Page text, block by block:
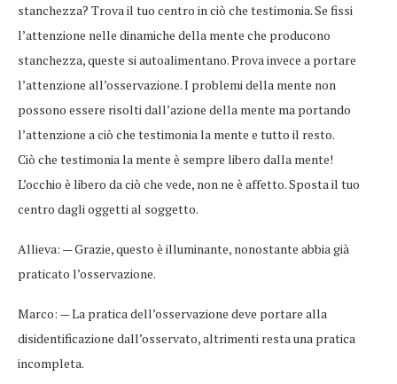
stanchezza? Trova il tuo centro in ciò che testimonia. Se fissi
l’attenzione nelle dinamiche della mente che producono
stanchezza, queste si autoalimentano. Prova invece a portare
l’attenzione all’osservazione. I problemi della mente non
possono essere risolti dall’azione della mente ma portando
l’attenzione a ciò che testimonia la mente e tutto il resto.
Ciò che testimonia la mente è sempre libero dalla mente!
L’occhio è libero da ciò che vede, non ne è affetto. Sposta il tuo
centro dagli oggetti al soggetto.
Allieva: — Grazie, questo è illuminante, nonostante abbia già
praticato l’osservazione.
Marco: — La pratica dell’osservazione deve portare alla
disidentificazione dall’osservato, altrimenti resta una pratica
incompleta.